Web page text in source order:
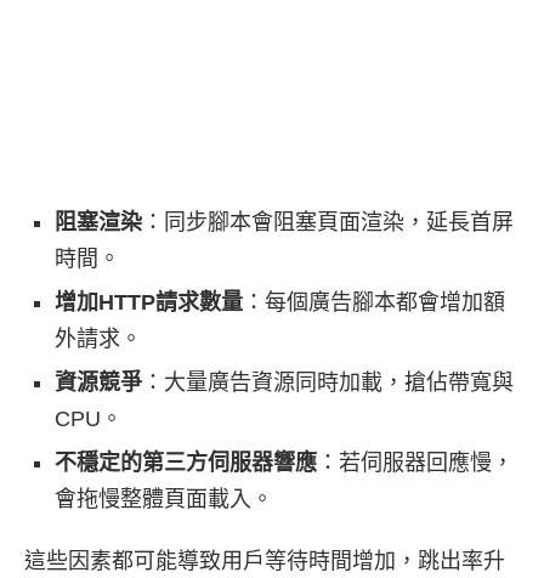
阻塞渲染 ：同步腳本會阻塞頁面渲染，延長首屏
時間。
增加HTTP請求數量 ：每個廣告腳本都會增加額
外請求。
資源競爭 ：大量廣告資源同時加載，搶佔帶寬與
CPU。
不穩定的第三方伺服器響應 ：若伺服器回應慢，
會拖慢整體頁面載入。
這些因素都可能導致用戶等待時間增加，跳出率升